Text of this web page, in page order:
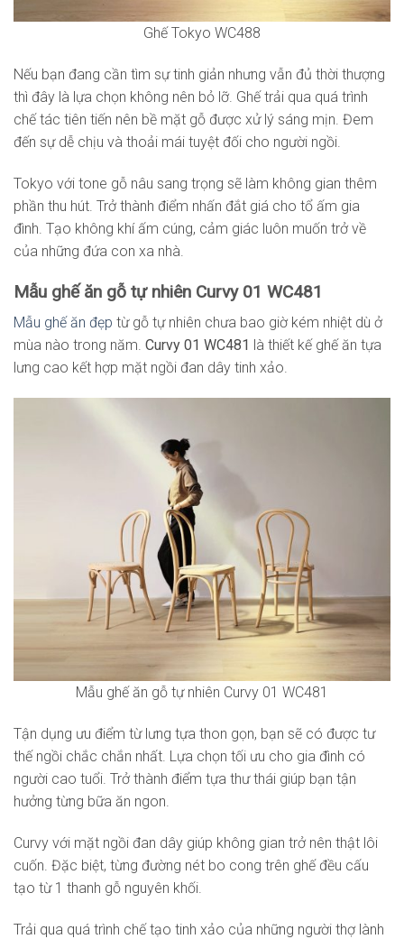
Ghế Tokyo WC488
Nếu bạn đang cần tìm sự tinh giản nhưng vẫn đủ thời thượng
thì đây là lựa chọn không nên bỏ lỡ. Ghế trải qua quá trình
chế tác tiên tiến nên bề mặt gỗ được xử lý sáng mịn. Đem
đến sự dễ chịu và thoải mái tuyệt đối cho người ngồi.
Tokyo với tone gỗ nâu sang trọng sẽ làm không gian thêm
phần thu hút. Trở thành điểm nhấn đắt giá cho tổ ấm gia
đình. Tạo không khí ấm cúng, cảm giác luôn muốn trở về
của những đứa con xa nhà.
Mẫu ghế ăn gỗ tự nhiên Curvy 01 WC481
Mẫu ghế ăn đẹp từ gỗ tự nhiên chưa bao giờ kém nhiệt dù ở
mùa nào trong năm. Curvy 01 WC481 là thiết kế ghế ăn tựa
lưng cao kết hợp mặt ngồi đan dây tinh xảo.
Mẫu ghế ăn gỗ tự nhiên Curvy 01 WC481
Tận dụng ưu điểm từ lưng tựa thon gọn, bạn sẽ có được tư
thế ngồi chắc chắn nhất. Lựa chọn tối ưu cho gia đình có
người cao tuổi. Trở thành điểm tựa thư thái giúp bạn tận
hưởng từng bữa ăn ngon.
Curvy với mặt ngồi đan dây giúp không gian trở nên thật lôi
cuốn. Đặc biệt, từng đường nét bo cong trên ghế đều cấu
tạo từ 1 thanh gỗ nguyên khối.
Trải qua quá trình chế tạo tinh xảo của những người thợ lành